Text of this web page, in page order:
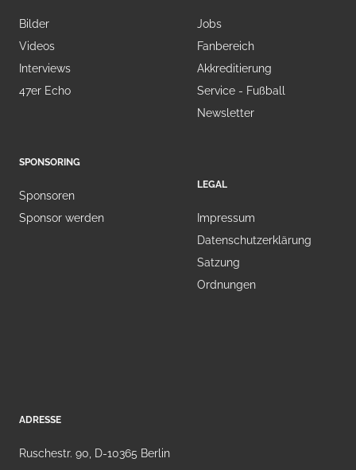
Bilder
Videos
Interviews
47er Echo
SPONSORING
Sponsoren
Sponsor werden
Jobs
Fanbereich
Akkreditierung
Service - Fußball
Newsletter
LEGAL
Impressum
Datenschutzerklärung
Satzung
Ordnungen
ADRESSE
Ruschestr. 90, D-10365 Berlin